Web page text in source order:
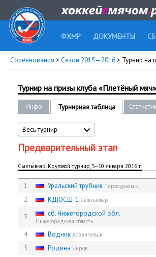
ФХМР ДОКУМЕНТЫ
Соревнования > Сезон 2015—2016> Турнир на
Турнир на призы клуба «Плетёный
Инфо Турнирная таблица
Весь турнир
Предварительный этап
Сыктывкар. Круговой турнир, 5−10 января 2016 г.
1 Уральский трубник Первоуральск
2
КДЮСШ-1 Сыктывкар
3
сб. Нижегородской обл.
Нижегородская область
4
Водник Архангельск
5
Родина Киров